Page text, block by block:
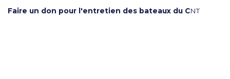
Faire un don pour l'entretien des bateaux du CNT